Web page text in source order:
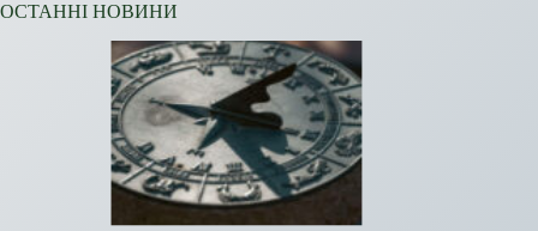
ОСТАННІ НОВИНИ